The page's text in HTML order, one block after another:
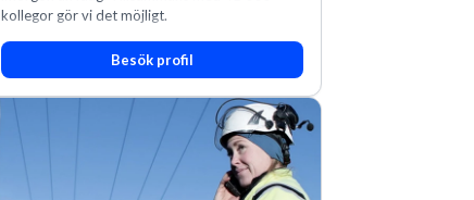
kollegor gör vi det möjligt.
Besök profil